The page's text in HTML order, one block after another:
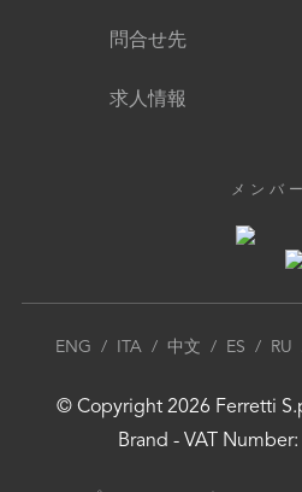
問合せ先
求人情報
メンバー
ENG / ITA/ 中文 / ES / RU
© Copyright 2026 Ferretti
Brand - VAT